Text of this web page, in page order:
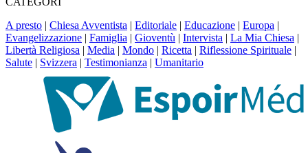
A presto | Chiesa Avventista | Editoriale | Educazione | Europa |
Evangelizzazione | Famiglia | Gioventù | Intervista | La Mia Chiesa |
Libertà Religiosa | Media | Mondo | Ricetta | Riflessione Spirituale |
Salute | Svizzera | Testimonianza | Umanitario